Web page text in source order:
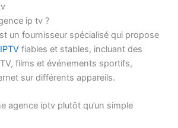
ip tv ?
un fournisseur spécialisé qui propose
fiables et stables, incluant des
films et événements sportifs,
sur différents appareils.
agence iptv plutôt qu’un simple